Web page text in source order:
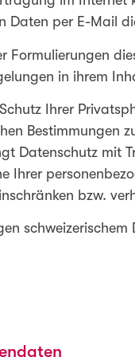
Daten per E-Mail
Formulierungen
in ihrem
Ihrer
Bestimmungen
Datenschutz mit
Ihrer
bzw.